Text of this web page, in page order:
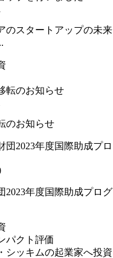
のスタートアップの未
のお知らせ
2023年度国際助成プロ
パクト評価